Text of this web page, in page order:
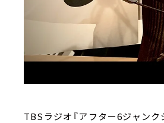
TBSラジオ『アフター6ジャンク